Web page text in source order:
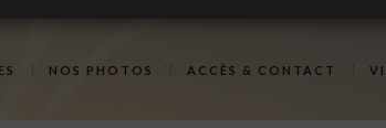
NOS PHOTOS ACCÈS & CONTACT